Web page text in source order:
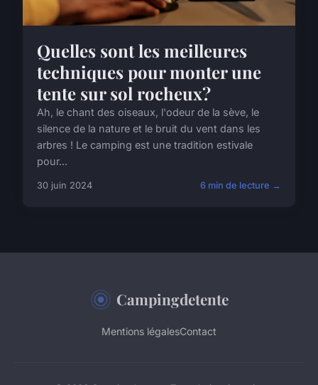
Quelles sont les meilleures
techniques pour monter une
tente sur sol rocheux?
Ah, le chant des oiseaux, l'odeur de la sève, le
silence de la nature et le bruit du vent dans les
arbres ! Le camping est une tradition estivale
pour...
30 juin 2024 6 min de lecture →
Campingdetente
Mentions légalesContact